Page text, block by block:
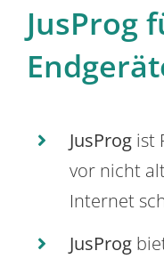
JusProg
JusProg ist
vor nicht
Internet
JusProg